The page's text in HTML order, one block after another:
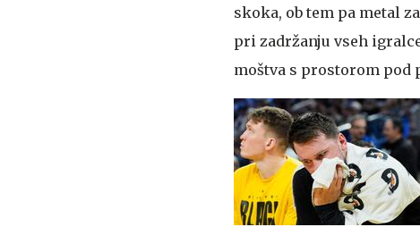
skoka, ob tem pa metal
pri zadržanju vseh
moštva s prostorom pod